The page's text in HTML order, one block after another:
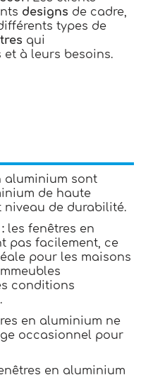
designs de cadre,
types de
qui
à leurs besoins.
aluminium sont
de haute
de durabilité.
les fenêtres en
pas facilement, ce
pour les maisons
conditions
en aluminium ne
occasionnel pour
en aluminium